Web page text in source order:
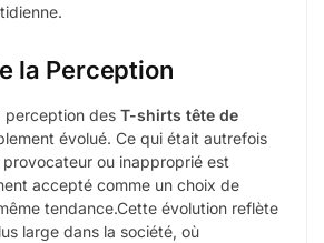
la Perception
perception des T-shirts tête de
évolué. Ce qui était autrefois
ou inapproprié est
accepté comme un choix de
tendance.Cette évolution reflète
large dans la société, où